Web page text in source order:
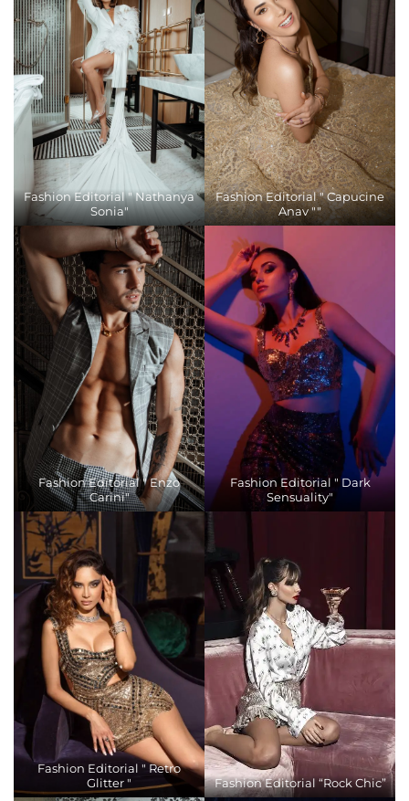
Fashion Editorial " Nathanya
Sonia"
Fashion Editorial " Capucine
Anav ""
Fashion Editorial " Enzo
Carini"
Fashion Editorial " Dark
Sensuality"
Fashion Editorial " Retro
Glitter "
Fashion Editorial “Rock Chic”